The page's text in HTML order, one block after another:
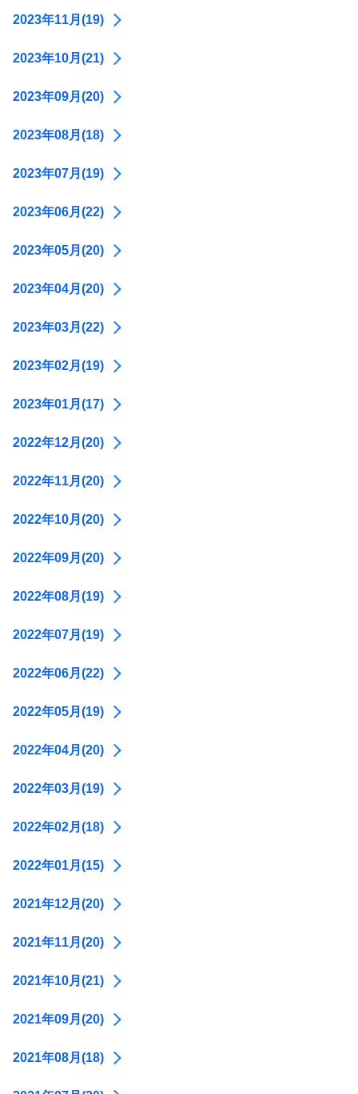
2023年11月(19)
2023年10月(21)
2023年09月(20)
2023年08月(18)
2023年07月(19)
2023年06月(22)
2023年05月(20)
2023年04月(20)
2023年03月(22)
2023年02月(19)
2023年01月(17)
2022年12月(20)
2022年11月(20)
2022年10月(20)
2022年09月(20)
2022年08月(19)
2022年07月(19)
2022年06月(22)
2022年05月(19)
2022年04月(20)
2022年03月(19)
2022年02月(18)
2022年01月(15)
2021年12月(20)
2021年11月(20)
2021年10月(21)
2021年09月(20)
2021年08月(18)